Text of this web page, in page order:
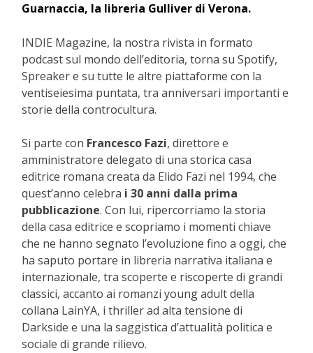
Guarnaccia, la libreria Gulliver di Verona.
INDIE Magazine, la nostra rivista in formato
podcast sul mondo dell’editoria, torna su Spotify,
Spreaker e su tutte le altre piattaforme con la
ventiseiesima puntata, tra anniversari importanti e
storie della controcultura.
Si parte con Francesco Fazi, direttore e
amministratore delegato di una storica casa
editrice romana creata da Elido Fazi nel 1994, che
quest’anno celebra i 30 anni dalla prima
pubblicazione. Con lui, ripercorriamo la storia
della casa editrice e scopriamo i momenti chiave
che ne hanno segnato l’evoluzione fino a oggi, che
ha saputo portare in libreria narrativa italiana e
internazionale, tra scoperte e riscoperte di grandi
classici, accanto ai romanzi young adult della
collana LainYA, i thriller ad alta tensione di
Darkside e una la saggistica d’attualità politica e
sociale di grande rilievo.